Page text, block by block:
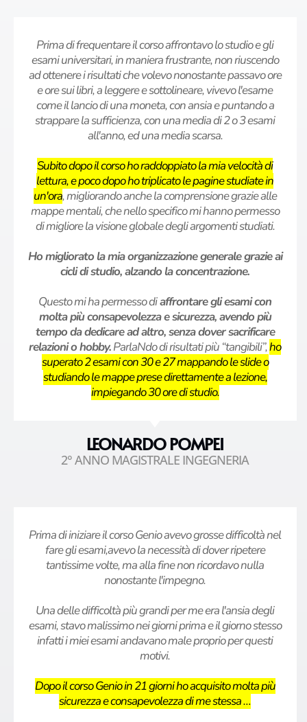
Prima di frequentare il corso affrontavo lo studio e gli
esami universitari, in maniera frustrante, non riuscendo
ad ottenere i risultati che volevo nonostante passavo ore
e ore sui libri, a leggere e sottolineare, vivevo l'esame
come il lancio di una moneta, con ansia e puntando a
strappare la sufficienza, con una media di 2 o 3 esami
all'anno, ed una media scarsa.
Subito dopo il corso ho raddoppiato la mia velocità di
lettura, e poco dopo ho triplicato le pagine studiate in
un'ora, migliorando anche la comprensione grazie alle
mappe mentali, che nello specifico mi hanno permesso
di migliore la visione globale degli argomenti studiati.
Ho migliorato la mia organizzazione generale grazie ai
cicli di studio, alzando la concentrazione.
Questo mi ha permesso diaffrontare gli esami con
molta più consapevolezza e sicurezza, avendo più
tempo da dedicare ad altro, senza dover sacrificare
relazioni o hobby.ParlaNdo di risultati più “tangibili”,ho
superato 2 esami con 30 e 27 mappando le slide o
studiando le mappe prese direttamente a lezione,
impiegando 30 ore di studio.
LEONARDO POMPEI
2° ANNO MAGISTRALE INGEGNERIA
Prima di iniziare il corso Genio avevo grosse difficoltà nel
fare gli esami,avevo la necessità di dover ripetere
tantissime volte, ma alla fine non ricordavo nulla
nonostante l'impegno.
Una delle difficoltà più grandi per me era l'ansia degli
esami, stavo malissimo nei giorni prima e il giorno stesso
infatti i miei esami andavano male proprio per questi
motivi.
Dopo il corso Genio in 21 giorni ho acquisito molta più
sicurezza e consapevolezza di me stessa …